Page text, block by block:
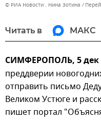
© РИА Новости . Нина Зотина
Читать в МАКС
СИМФЕРОПОЛЬ, 5 дек
преддверии
отправить письмо
Великом Устюге и
пишет портал